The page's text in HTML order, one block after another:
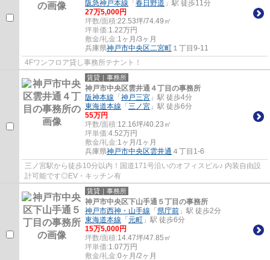
阪急神戸本線 「 春日野道 」駅 徒歩11分
27万5,000円
坪数/面積:22.53坪/74.49㎡
坪単価:1.22万円
敷金/礼金:1ヶ月/3ヶ月
兵庫県神戸市中央区二宮町 １丁目9-11
4Fワンフロア貸し事務所テナント！
賃貸｜事務所
神戸市中央区雲井通４丁目の事務所
阪神本線 「 神戸三宮 」駅 徒歩4分
東海道本線 「 三ノ宮 」駅 徒歩6分
55万円
坪数/面積:12.16坪/40.23㎡
坪単価:4.52万円
敷金/礼金:1ヶ月/1ヶ月
兵庫県神戸市中央区雲井通 ４丁目1-6
三ノ宮駅から徒歩10分以内！国道171号沿いのオフィスビル♪ 内装自由設
計可能です◎EV・キッチン有
賃貸｜事務所
神戸市中央区下山手通５丁目の事務所
神戸市西神・山手線 「 県庁前 」駅 徒歩2分
東海道本線 「 元町 」駅 徒歩6分
15万5,000円
坪数/面積:14.47坪/47.85㎡
坪単価:1.07万円
敷金/礼金:0ヶ月/2ヶ月